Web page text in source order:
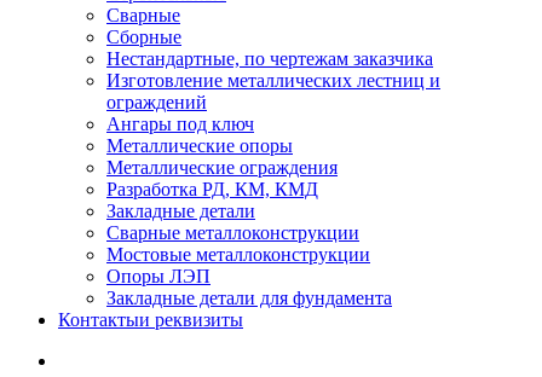
Сварные
Сборные
Нестандартные, по чертежам заказчика
Изготовление металлических лестниц и
ограждений
Ангары под ключ
Металлические опоры
Металлические ограждения
Разработка РД, КМ, КМД
Закладные детали
Сварные металлоконструкции
Мостовые металлоконструкции
Опоры ЛЭП
Закладные детали для фундамента
Контактыи реквизиты